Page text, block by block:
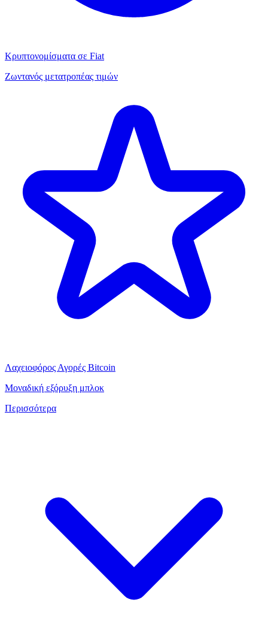
Κρυπτονομίσματα σε Fiat
Ζωντανός μετατροπέας τιμών
Λαχειοφόρος Αγορές Bitcoin
Μοναδική εξόρυξη μπλοκ
Περισσότερα